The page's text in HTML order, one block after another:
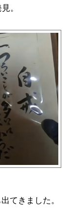
。
てきました。